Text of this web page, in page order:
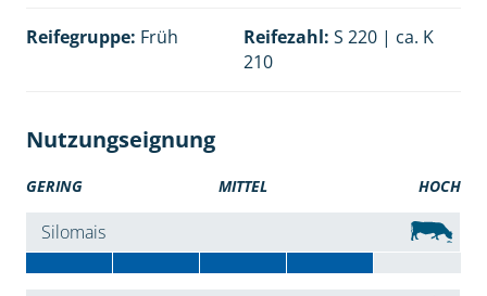
Reifegruppe: Früh Reifezahl: S 220 | ca. K
210
Nutzungseignung
GERING MITTEL HOCH
Silomais